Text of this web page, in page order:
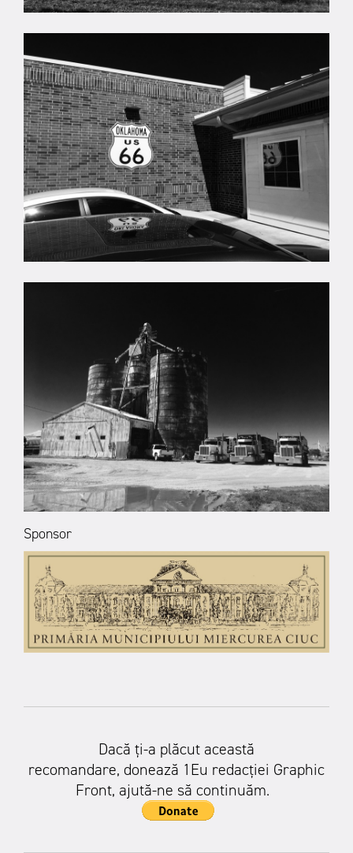
Sponsor
Dacă ți-a plăcut această
recomandare, donează 1Eu redacției Graphic
Front, ajută-ne să continuăm.